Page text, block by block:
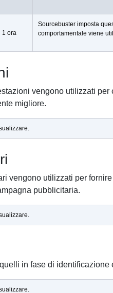
1 ora
Sourcebuster imposta
comportamentale viene
vengono utilizzati
migliore.
vengono utilizzati per
pubblicitaria.
in fase di